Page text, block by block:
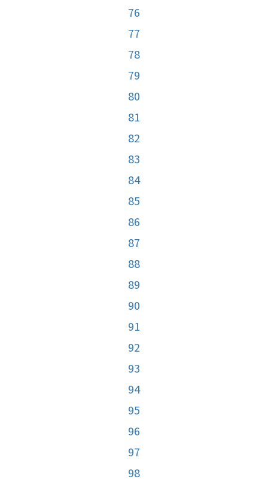
76
77
78
79
80
81
82
83
84
85
86
87
88
89
90
91
92
93
94
95
96
97
98